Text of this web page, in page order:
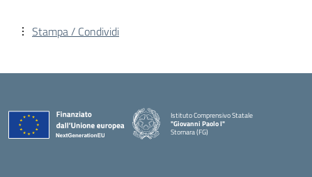
Stampa / Condividi
Istituto Comprensivo Statale
"Giovanni Paolo I"
Stornara (FG)